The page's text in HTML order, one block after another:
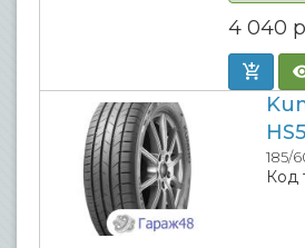
4 040
185/
Код